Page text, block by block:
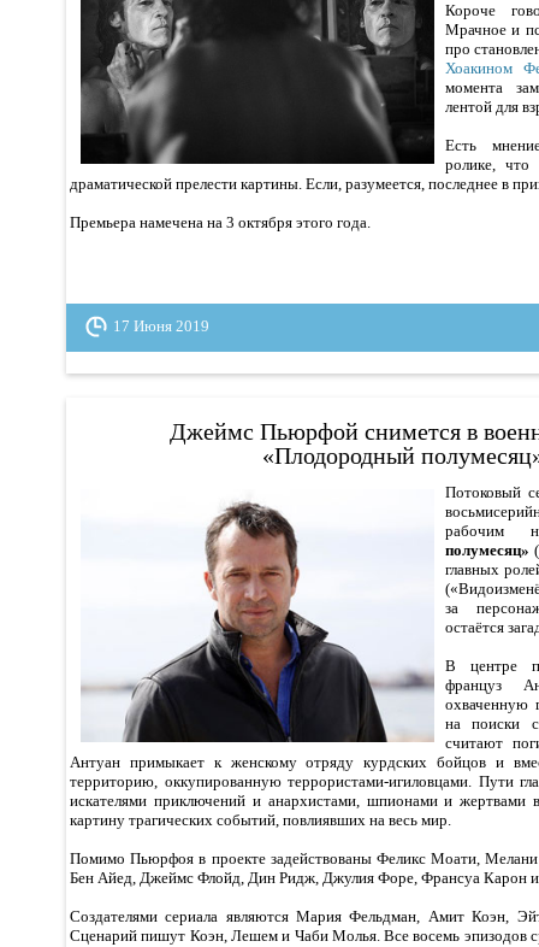
Короче
Мрачное и
про
Хоакином
момента
лентой для
Есть
ролике, что
драматической прелести картины. Если, разумеется, последнее в
Премьера намечена на 3 октября этого года.
17 Июня 2019
Джеймс Пьюрфой снимется в
«Плодородный
Потоковый
рабочим
полумесяц»
главных
за
остаётся
В центре
француз
охваченную
на поиски
считают
Антуан примыкает к женскому отряду курдских бойцов и
территорию, оккупированную террористами-игиловцами. Пути
искателями приключений и анархистами, шпионами и жертвами
картину трагических событий, повлиявших на весь мир.
Помимо Пьюрфоя в проекте задействованы Феликс Моати,
Бен Айед, Джеймс Флойд, Дин Ридж, Джулия Форе, Франсуа Карон
Создателями сериала являются Мария Фельдман, Амит Коэн,
Сценарий пишут Коэн, Лешем и Чаби Молья. Все восемь эпизодов